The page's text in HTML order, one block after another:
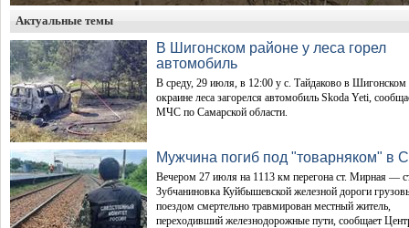
Актуальные темы
В Шигонском районе у леса горел
автомобиль
В среду, 29 июля, в 12:00 у с. Тайдаково в Шигонском
окраине леса загорелся автомобиль Skoda Yeti,
МЧС по Самарской области.
Мужчина погиб под "товарняком" в
Вечером 27 июля на 1113 км перегона ст. Мирная —
Зубчаниновка Куйбышевской железной дороги
поездом смертельно травмирован местный житель,
переходивший железнодорожные пути, сообщает